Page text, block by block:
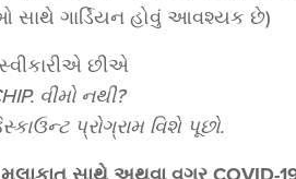
સાથે ગાર્ડિયન હોવું આવશ્યક છે)
છીએ
વીમો નથી?
પ્રોગ્રામ વિશે પૂછો.